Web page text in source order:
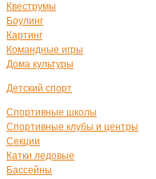
Квеструмы
Боулинг
Картинг
Командные игры
Дома культуры
Детский спорт
Спортивные школы
Спортивные клубы и центры
Секции
Катки ледовые
Бассейны